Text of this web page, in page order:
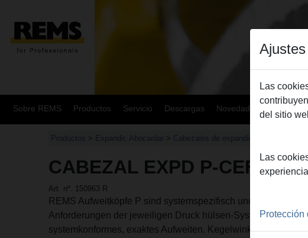
Sobre REMS Productos Servicio Descargas Novedades Sitemap
Productos > Expandir, Abocardar > Cabezales de expandir Q&E REMS
CABEZAL EXPD P-CEF 32 X
Art. nº. 150963 R
REMS Aufweitköpfe P sind systemspezifisch und entsprechen
Anforderungen der jeweiligen Druck hülsen-Systeme.
systemkonformes, exaktes Aufweiten. Kegelwinkel 20 Grad.
Las
del sitio
Las
Protección